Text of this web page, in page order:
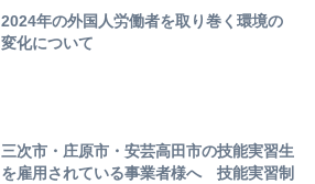
2024年の外国人労働者を取り巻く環境の
変化について
三次市・庄原市・安芸高田市の技能実習生
を雇用されている事業者様へ 技能実習制